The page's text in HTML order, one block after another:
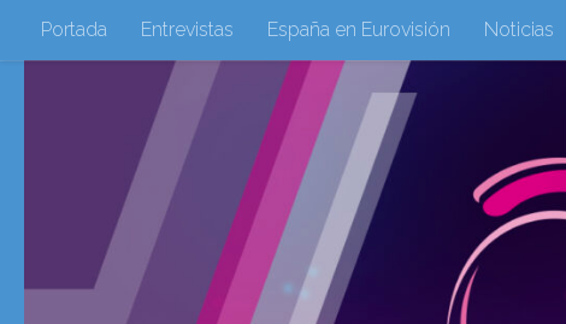
Saltar al contenido
Portada Entrevistas España en Eurovisión Noticias
Eurovisión 2016 Eurovisión 2017 Eurovision 2018
Eurovision 2025 Webs Amigas Galeria Multimedia
eurovision 2020 eurovision 2021 Eurovision 2022
Ultima Hora Webs Amigas